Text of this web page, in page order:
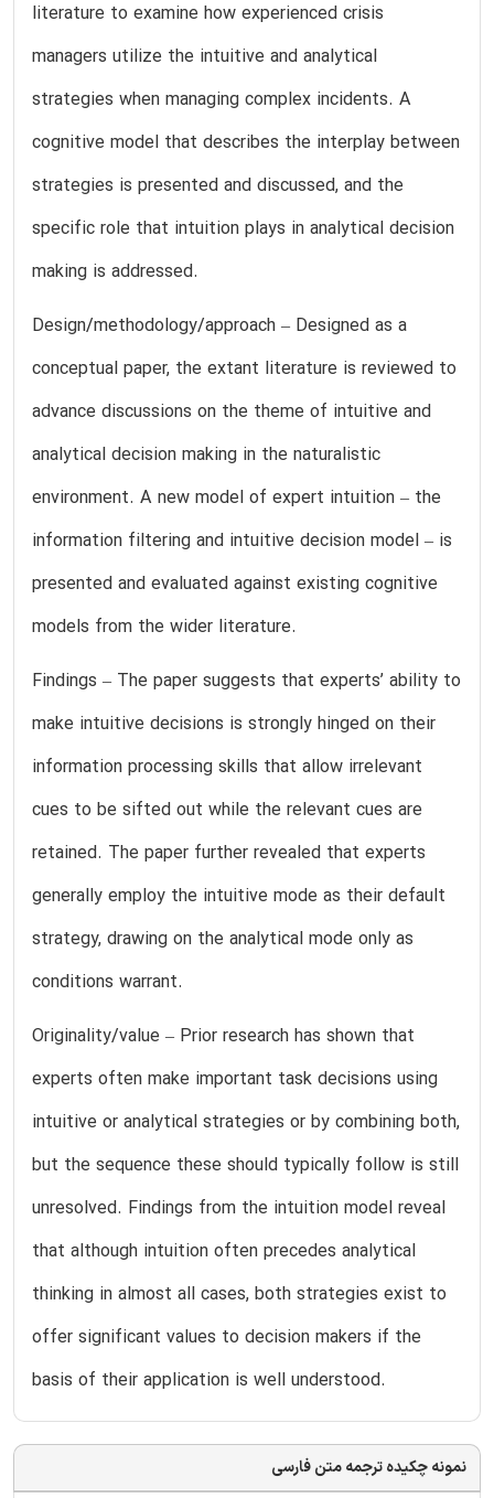
literature to examine how experienced crisis
managers utilize the intuitive and analytical
strategies when managing complex incidents. A
cognitive model that describes the interplay between
strategies is presented and discussed, and the
specific role that intuition plays in analytical decision
making is addressed.
Design/methodology/approach – Designed as a
conceptual paper, the extant literature is reviewed to
advance discussions on the theme of intuitive and
analytical decision making in the naturalistic
environment. A new model of expert intuition – the
information filtering and intuitive decision model – is
presented and evaluated against existing cognitive
models from the wider literature.
Findings – The paper suggests that experts’ ability to
make intuitive decisions is strongly hinged on their
information processing skills that allow irrelevant
cues to be sifted out while the relevant cues are
retained. The paper further revealed that experts
generally employ the intuitive mode as their default
strategy, drawing on the analytical mode only as
conditions warrant.
Originality/value – Prior research has shown that
experts often make important task decisions using
intuitive or analytical strategies or by combining both,
but the sequence these should typically follow is still
unresolved. Findings from the intuition model reveal
that although intuition often precedes analytical
thinking in almost all cases, both strategies exist to
offer significant values to decision makers if the
basis of their application is well understood.
نمونه چکیده ترجمه متن فارسی